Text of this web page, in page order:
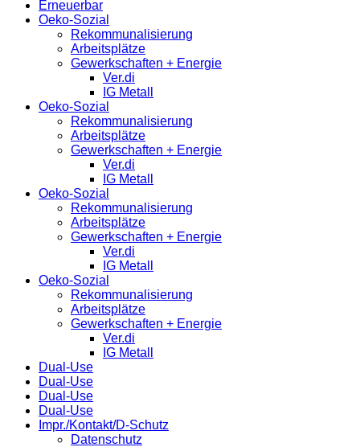
Erneuerbar
Oeko-Sozial
Rekommunalisierung
Arbeitsplätze
Gewerkschaften + Energie
Ver.di
IG Metall
Oeko-Sozial
Rekommunalisierung
Arbeitsplätze
Gewerkschaften + Energie
Ver.di
IG Metall
Oeko-Sozial
Rekommunalisierung
Arbeitsplätze
Gewerkschaften + Energie
Ver.di
IG Metall
Oeko-Sozial
Rekommunalisierung
Arbeitsplätze
Gewerkschaften + Energie
Ver.di
IG Metall
Dual-Use
Dual-Use
Dual-Use
Dual-Use
Impr./Kontakt/D-Schutz
Datenschutz